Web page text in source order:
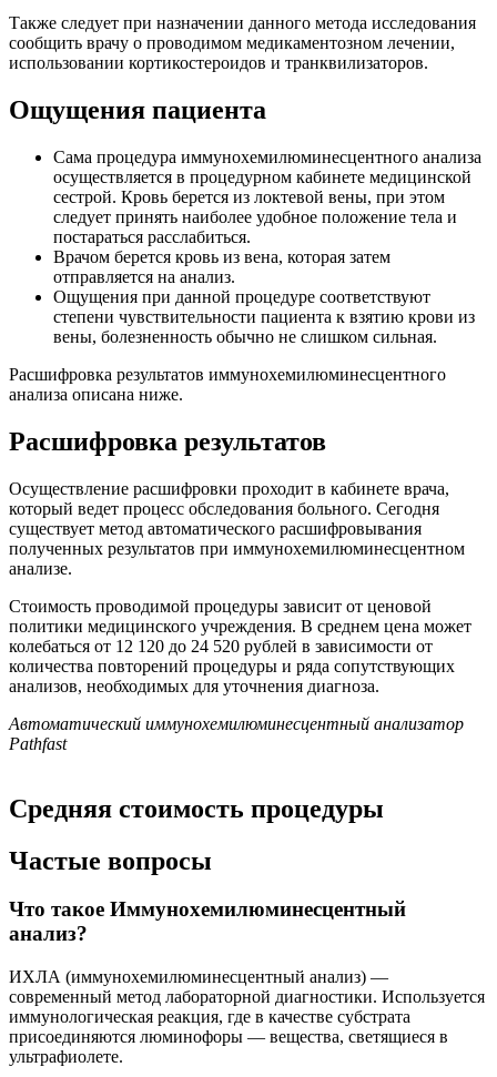
Также следует при назначении данного метода исследования
сообщить врачу о проводимом медикаментозном лечении,
использовании кортикостероидов и транквилизаторов.
Ощущения пациента
Сама процедура иммунохемилюминесцентного анализа
осуществляется в процедурном кабинете медицинской
сестрой. Кровь берется из локтевой вены, при этом
следует принять наиболее удобное положение тела и
постараться расслабиться.
Врачом берется кровь из вена, которая затем
отправляется на анализ.
Ощущения при данной процедуре соответствуют
степени чувствительности пациента к взятию крови из
вены, болезненность обычно не слишком сильная.
Расшифровка результатов иммунохемилюминесцентного
анализа описана ниже.
Расшифровка результатов
Осуществление расшифровки проходит в кабинете врача,
который ведет процесс обследования больного. Сегодня
существует метод автоматического расшифровывания
полученных результатов при иммунохемилюминесцентном
анализе.
Стоимость проводимой процедуры зависит от ценовой
политики медицинского учреждения. В среднем цена может
колебаться от 12 120 до 24 520 рублей в зависимости от
количества повторений процедуры и ряда сопутствующих
анализов, необходимых для уточнения диагноза.
Автоматический иммунохемилюминесцентный анализатор
Pathfast
Средняя стоимость процедуры
Частые вопросы
Что такое Иммунохемилюминесцентный
анализ?
ИХЛА (иммунохемилюминесцентный анализ) —
современный метод лабораторной диагностики. Используется
иммунологическая реакция, где в качестве субстрата
присоединяются люминофоры — вещества, светящиеся в
ультрафиолете.